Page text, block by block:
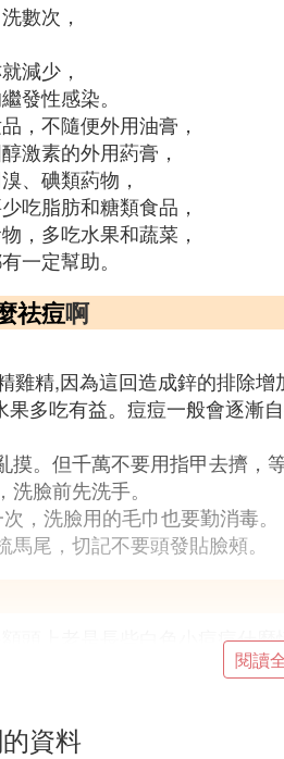
數次，
減少，
發性感染。
，不隨便外用油膏，
激素的外用葯膏，
、碘類葯物，
吃脂肪和糖類食品，
，多吃水果和蔬菜，
一定幫助。
祛痘啊
精,因為這回造成鋅的排除
多吃有益。痘痘一般會逐漸自
。但千萬不要用指甲去擠，
臉前先洗手。
，洗臉用的毛巾也要勤消毒。
尾，切記不要頭發貼臉頰。
頭上老是長些白色小痘痘什
越強，而額頭總是首當其沖
閱讀
資料